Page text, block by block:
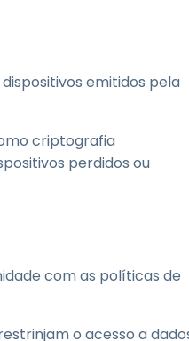
emitidos pela
criptografia
perdidos ou
com as políticas de
o acesso a